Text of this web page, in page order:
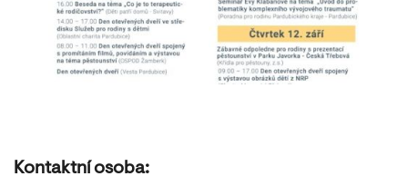
Kontaktní osoba: